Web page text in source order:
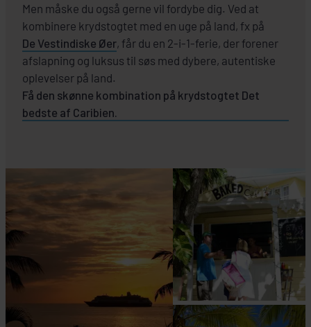
Men måske du også gerne vil fordybe dig. Ved at
kombinere krydstogtet med en uge på land, fx på
De Vestindiske Øer, får du en 2-i-1-ferie, der forener
afslapning og luksus til søs med dybere, autentiske
oplevelser på land.
Få den skønne kombination på krydstogtet Det
bedste af Caribien.